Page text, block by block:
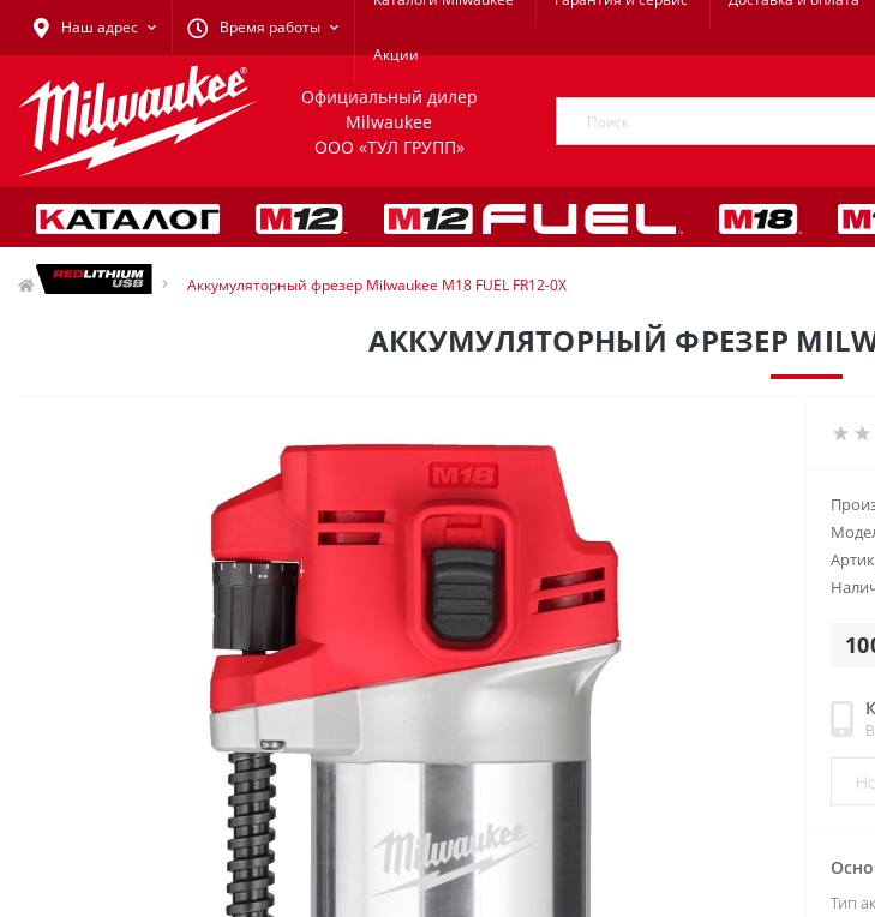
Наш адрес Время работы
Акции
Официальный дилер
Milwaukee
ООО «ТУЛ ГРУПП»
Фрезеры Аккумуляторный фрезер Milwaukee M18 FUEL FR12-0X
АККУМУЛЯТОРНЫЙ ФРЕЗЕР
Тип